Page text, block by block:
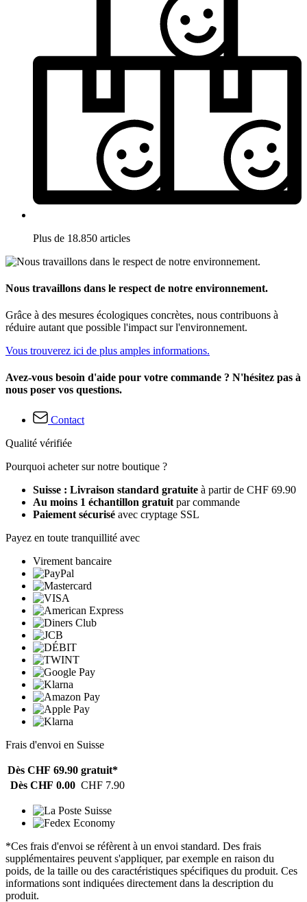
Plus de 18.850 articles
Nous travaillons dans le respect de notre environnement.
Grâce à des mesures écologiques concrètes, nous contribuons à
réduire autant que possible l'impact sur l'environnement.
Vous trouverez ici de plus amples informations.
Avez-vous besoin d'aide pour votre commande ? N'hésitez pas à
nous poser vos questions.
Contact
Qualité vérifiée
Pourquoi acheter sur notre boutique ?
Suisse : Livraison standard gratuite à partir de CHF 69.90
Au moins 1 échantillon gratuit par commande
Paiement sécurisé avec cryptage SSL
Payez en toute tranquillité avec
Virement bancaire
Frais d'envoi en Suisse
Dès CHF 69.90 gratuit*
Dès CHF 0.00 CHF 7.90
*Ces frais d'envoi se réfèrent à un envoi standard. Des frais
supplémentaires peuvent s'appliquer, par exemple en raison du
poids, de la taille ou des caractéristiques spécifiques du produit. Ces
informations sont indiquées directement dans la description du
produit.